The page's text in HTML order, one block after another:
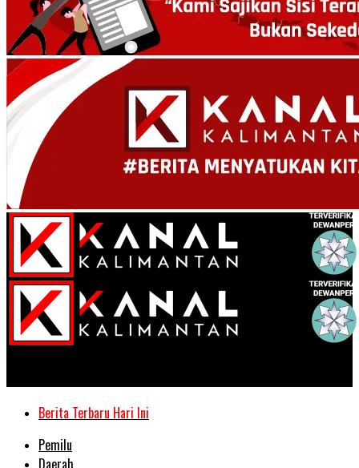
Berita Terbaru Hari Ini
Pemilu
Daerah